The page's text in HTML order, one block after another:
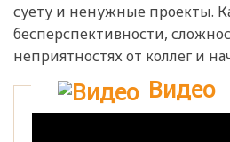
суету и ненужные проекты.
бесперспективности,
неприятностях от коллег и
Видео